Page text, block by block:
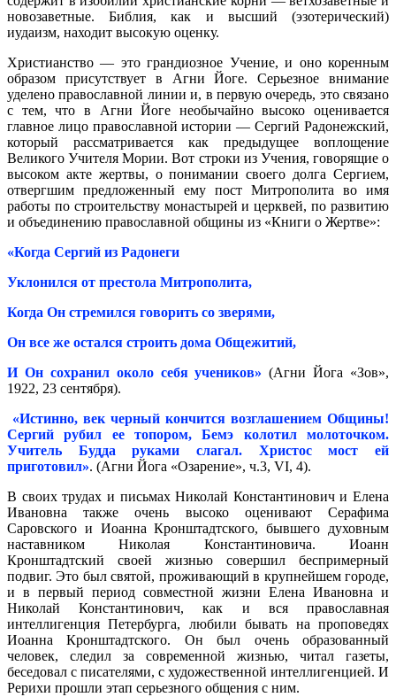
новозаветные. Библия, как и высший (эзотерический)
иудаизм, находит высокую оценку.
Христианство — это грандиозное Учение, и оно коренным
образом присутствует в Агни Йоге. Серьезное внимание
уделено православной линии и, в первую очередь, это связано
с тем, что в Агни Йоге необычайно высоко оценивается
главное лицо православной истории — Сергий Радонежский,
который рассматривается как предыдущее воплощение
Великого Учителя Мории. Вот строки из Учения, говорящие о
высоком акте жертвы, о понимании своего долга Сергием,
отвергшим предложенный ему пост Митрополита во имя
работы по строительству монастырей и церквей, по развитию
и объединению православной общины из «Книги о Жертве»:
«Когда Сергий из Радонеги
Уклонился от престола Митрополита,
Когда Он стремился говорить со зверями,
Он все же остался строить дома Общежитий,
И Он сохранил около себя учеников» (Агни Йога «Зов»,
1922, 23 сентября).
«Истинно, век черный кончится возглашением Общины!
Сергий рубил ее топором, Бемэ колотил молоточком.
Учитель Будда руками слагал. Христос мост ей
приготовил». (Агни Йога «Озарение», ч.3, VI, 4).
В своих трудах и письмах Николай Константинович и Елена
Ивановна также очень высоко оценивают Серафима
Саровского и Иоанна Кронштадтского, бывшего духовным
наставником Николая Константиновича. Иоанн
Кронштадтский своей жизнью совершил беспримерный
подвиг. Это был святой, проживающий в крупнейшем городе,
и в первый период совместной жизни Елена Ивановна и
Николай Константинович, как и вся православная
интеллигенция Петербурга, любили бывать на проповедях
Иоанна Кронштадтского. Он был очень образованный
человек, следил за современной жизнью, читал газеты,
беседовал с писателями, с художественной интеллигенцией. И
Рерихи прошли этап серьезного общения с ним.